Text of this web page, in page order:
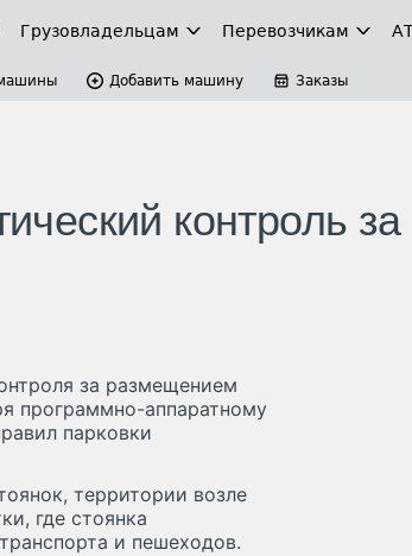
Грузовладельцам Перевозчикам
Добавить машину Заказы
контроль за
за размещением
программно-аппаратному
парковки
территории возле
где стоянка
и пешеходов.